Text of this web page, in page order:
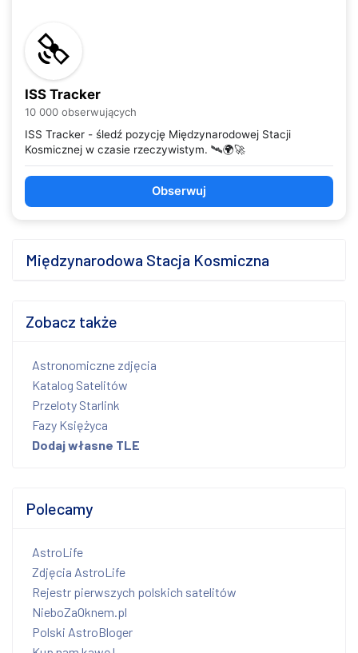
ISS Tracker
10 000 obserwujących
ISS Tracker - śledź pozycję Międzynarodowej Stacji
Kosmicznej w czasie rzeczywistym. 🛰️🌍🚀
Obserwuj
Międzynarodowa Stacja Kosmiczna
Zobacz także
Astronomiczne zdjęcia
Katalog Satelitów
Przeloty Starlink
Fazy Księżyca
Dodaj własne TLE
Polecamy
AstroLife
Zdjęcia AstroLife
Rejestr pierwszych polskich satelitów
NieboZaOknem.pl
Polski AstroBloger